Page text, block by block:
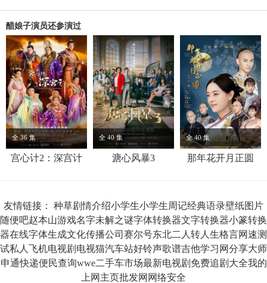
醋娘子演员还参演过
全 36 集
宫心计2：深宫计
全 40 集
溏心风暴3
全 40 集
那年花开月正圆
友情链接： 种草剧情介绍小学生小学生周记经典语录壁纸图片
随便吧赵本山游戏名字未解之谜字体转换器文字转换器小篆转换
器在线字体生成文化传播公司 赛尔号东北二人转人生格言网速测
试私人飞机电视剧 电视猫汽车站好铃声歌谱吉他学习网分享大师
申通快递便民查询wwe二手车市场最新电视剧 免费追剧大全我的
上网主页批发网 网络安全